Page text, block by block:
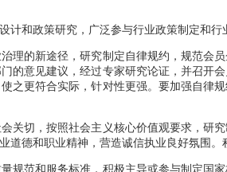
政策研究，广泛参与行业政策制定和行
的新途径，研究制定自律规约，规范会
的意见建议，经过专家研究论证，并召
之更符合实际，针对性更强。要加强自
切，按照社会主义核心价值观要求，研
德和职业精神，营造诚信执业良好氛围
范和服务标准，积极主导或参与制定国